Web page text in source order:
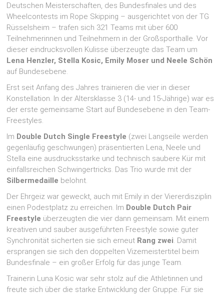
Deutschen Meisterschaften, des Bundesfinales und des
Wheelcontests im Rope Skipping – ausgerichtet von der TG
Rüsselsheim – trafen sich 321 Teams mit über 600
Teilnehmerinnen und Teilnehmern in der Großsporthalle. Vor
dieser eindrucksvollen Kulisse überzeugte das Team um
Lena Henzler, Stella Kosic, Emily Moser und Neele Schön
auf Bundesebene.
Erst seit Anfang des Jahres trainieren die vier in dieser
Konstellation. In der Altersklasse 3 (14- und 15-Jährige) war es
der erste gemeinsame Start auf Bundesebene in den Team-
Freestyles.
Im Double Dutch Single Freestyle (zwei Langseile werden
gegenläufig geschwungen) präsentierten Lena, Neele und
Stella eine ausdrucksstarke und technisch saubere Kür mit
einfallsreichen Schwingertricks. Das Trio wurde mit der
Silbermedaille belohnt.
Der Ehrgeiz war geweckt, auch mit Emily in der Viererdisziplin
einen Podestplatz zu erreichen. Im Double Dutch Pair
Freestyle überzeugten die vier dann gemeinsam. Mit einem
kreativen und sauber ausgeführten Freestyle sowie guter
Synchronität sicherten sie sich erneut Rang zwei. Damit
ersprangen sie sich den doppelten Vizemeistertitel beim
Bundesfinale – ein großer Erfolg für das junge Team.
Trainerin Luna Kosic war sehr stolz auf die Athletinnen und
freute sich über die starke Entwicklung der Gruppe. Für sie